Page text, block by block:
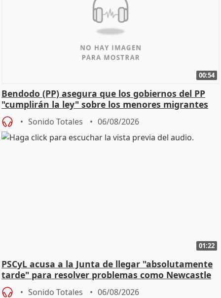
00:54
Bendodo (PP) asegura que los gobiernos del PP
"cumplirán la ley" sobre los menores migrantes
Sonido Totales 06/08/2026
01:22
PSCyL acusa a la Junta de llegar "absolutamente
tarde" para resolver problemas como Newcastle
Sonido Totales 06/08/2026